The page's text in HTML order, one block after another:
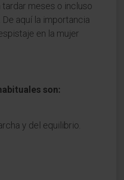
tardar meses o incluso
aquí la importancia
en la mujer
son:
y del equilibrio.